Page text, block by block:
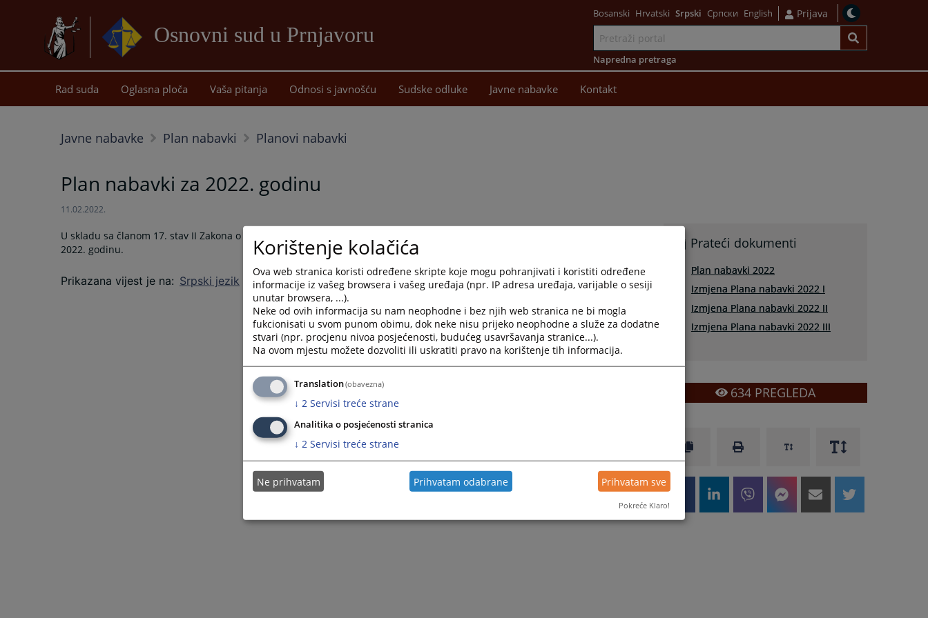
Osnovni sud u Prnjavoru
sadržaj
Bosanski Hrvatski Srpski Српски English Prijava
Napredna pretraga
Rad suda Oglasna ploča Vaša pitanja Odnosi s javnošću Sudske odluke Javne nabavke Kontakt
Javne nabavke Plan nabavki Planovi nabavki
Plan nabavki za 2022. godinu
11.02.2022.
U skladu sa članom 17. stav II Zakona o javnim nabavkama, objavljujemo Plan nabavki Osnovnog suda u Prnjavoru za
2022. godinu.
Prikazana vijest je na: Srpski jezik
Prateći dokumenti
Plan nabavki 2022
Izmjena Plana nabavki 2022 I
Izmjena Plana nabavki 2022 II
Izmjena Plana nabavki 2022 III
634PREGLEDA
Korištenje kolačića
Ova web stranica koristi određene skripte koje mogu pohranjivati i koristiti određene
informacije iz vašeg browsera i vašeg uređaja (npr. IP adresa uređaja, varijable o sesiji
unutar browsera, ...).
Neke od ovih informacija su nam neophodne i bez njih web stranica ne bi mogla
fukcionisati u svom punom obimu, dok neke nisu prijeko neophodne a služe za dodatne
stvari (npr. procjenu nivoa posjećenosti, budućeg usavršavanja stranice...).
Na ovom mjestu možete dozvoliti ili uskratiti pravo na korištenje tih informacija.
Translation(obavezna)
↓ 2 Servisi treće strane
Analitika o posjećenosti stranica
↓ 2 Servisi treće strane
Ne prihvatam Prihvatam odabrane Prihvatam sve
Pokreće Klaro!